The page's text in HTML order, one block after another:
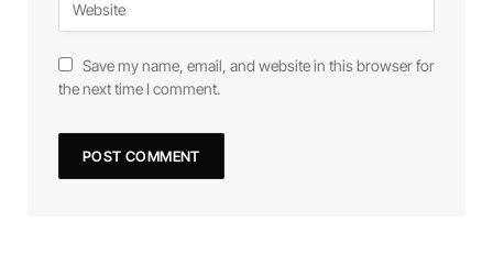
Save my name, email, and website in this browser for
the next time I comment.